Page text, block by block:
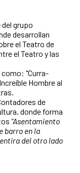
grupo
desarrollan
el Teatro de
el Teatro y las
como: "Curra-
Hombre al
de
donde forma
"Asentamiento
barro en la
del otro lado